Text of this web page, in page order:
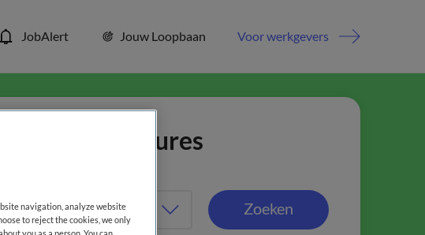
JobAlert Jouw Loopbaan Voor werkgevers
welzijn vacatures
Zoeken
navigation, analyze website
to reject the cookies, we only
you as a person. You can